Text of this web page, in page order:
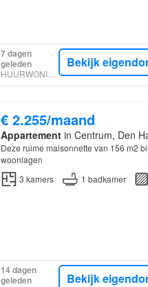
7 dagen
geleden
HUURWONINGEN
Bekijk
€ 2.255/maand
Appartementin Centrum, Den
Deze ruime maisonnette van 156 m2
woonlagen
3 kamers 1 badkamer
14 dagen
geleden
Bekijk